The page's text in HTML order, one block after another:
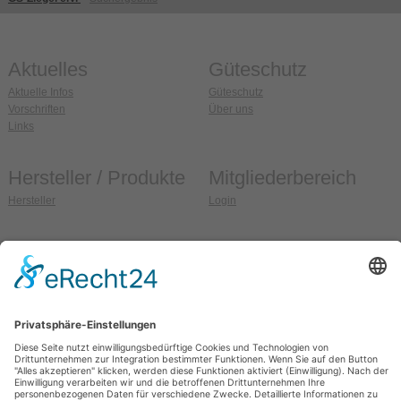
Aktuelles
Aktuelle Infos
Vorschriften
Links
Güteschutz
Güteschutz
Über uns
Hersteller / Produkte
Hersteller
Mitgliederbereich
Login
Anschrift
Güteschutz Ziegel e.V.
Weidehofstraße 15
OT Blankenhain
So erreichen Sie uns
Allgemein
Sitemap